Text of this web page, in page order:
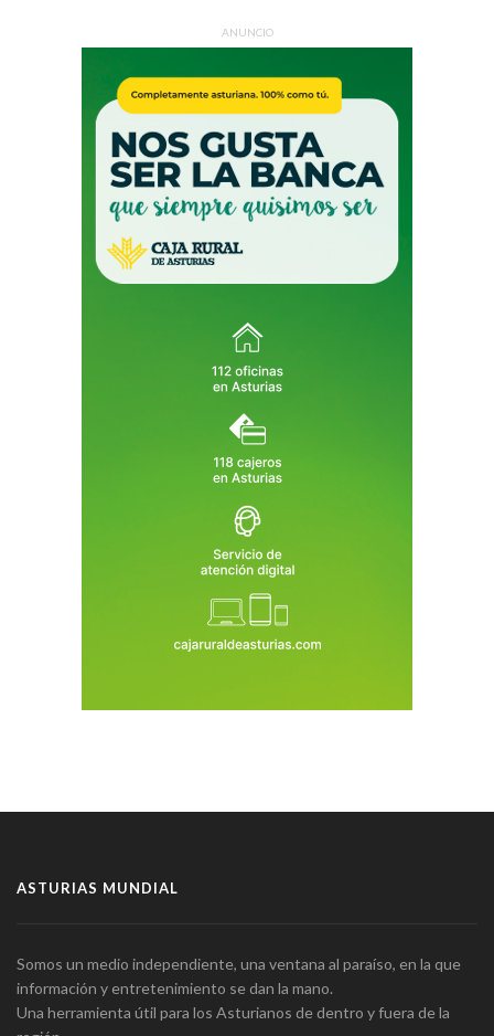
ANUNCIO
ASTURIAS MUNDIAL
Somos un medio independiente, una ventana al paraíso, en la que
información y entretenimiento se dan la mano.
Una herramienta útil para los Asturianos de dentro y fuera de la